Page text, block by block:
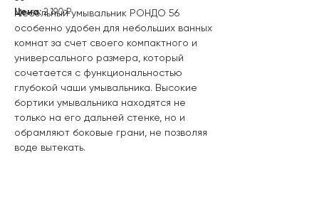
Мебельный умывальник РОНДО 56
особенно удобен для небольших ванных
комнат за счет своего компактного и
универсального размера, который
сочетается с функциональностью
глубокой чаши умывальника. Высокие
бортики умывальника находятся не
только на его дальней стенке, но и
обрамляют боковые грани, не позволяя
воде вытекать.
Цена:2 190 ₽